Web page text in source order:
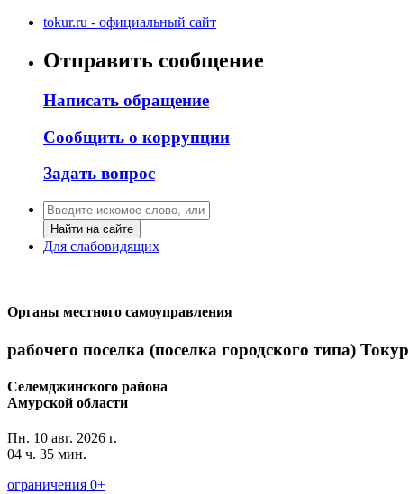
tokur.ru - официальный сайт
Отправить сообщение
Написать обращение
Сообщить о коррупции
Задать вопрос
Найти на сайте
Для слабовидящих
Органы местного самоуправления
рабочего поселка (поселка городского типа) Токур
Селемджинского района
Амурской области
Пн. 10 авг. 2026 г.
04 ч. 35 мин.
ограничения 0+